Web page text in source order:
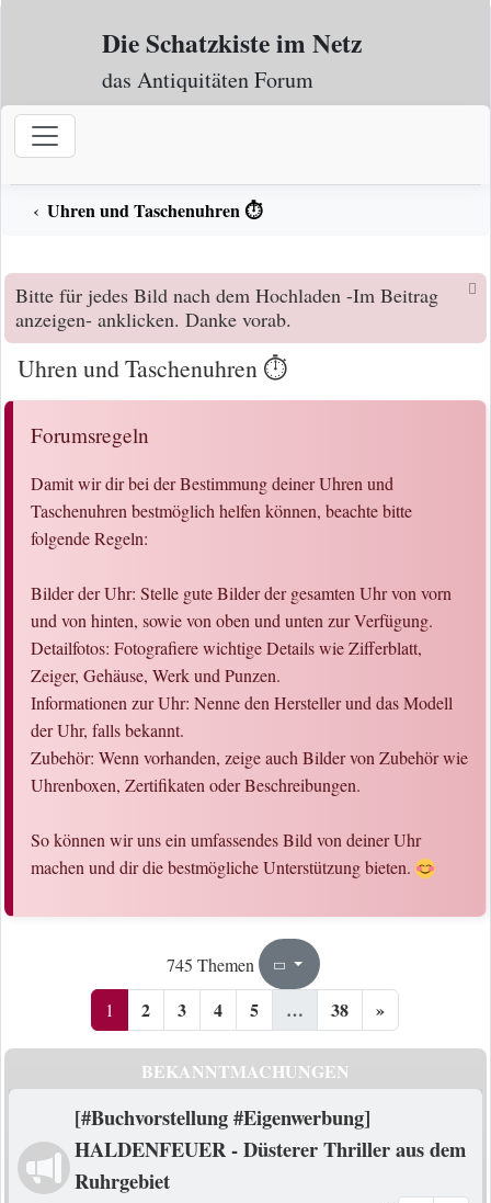
Zum Inhalt
Die Schatzkiste im Netz
das Antiquitäten Forum
Uhren und Taschenuhren ⏱️
Bitte für jedes Bild nach dem Hochladen -Im Beitrag
anzeigen- anklicken. Danke vorab.
Uhren und Taschenuhren ⏱️
Forumsregeln
Damit wir dir bei der Bestimmung deiner Uhren und
Taschenuhren bestmöglich helfen können, beachte bitte
folgende Regeln:
Bilder der Uhr: Stelle gute Bilder der gesamten Uhr von vorn
und von hinten, sowie von oben und unten zur Verfügung.
Detailfotos: Fotografiere wichtige Details wie Zifferblatt,
Zeiger, Gehäuse, Werk und Punzen.
Informationen zur Uhr: Nenne den Hersteller und das Modell
der Uhr, falls bekannt.
Zubehör: Wenn vorhanden, zeige auch Bilder von Zubehör wie
Uhrenboxen, Zertifikaten oder Beschreibungen.
So können wir uns ein umfassendes Bild von deiner Uhr
machen und dir die bestmögliche Unterstützung bieten.
745 Themen Seite1
1 2 3 4 5 … 38 »
BEKANNTMACHUNGEN
[#Buchvorstellung #Eigenwerbung]
HALDENFEUER - Düsterer Thriller aus dem
Ruhrgebiet